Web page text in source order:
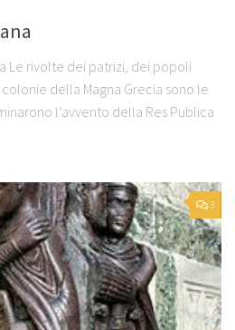
Le rivolte dei patrizi, dei popoli
della Magna Grecia sono le
l’avvento della Res Publica
3